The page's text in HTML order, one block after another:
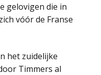
gelovigen die in
vóór de Franse
het zuidelijke
Timmers al